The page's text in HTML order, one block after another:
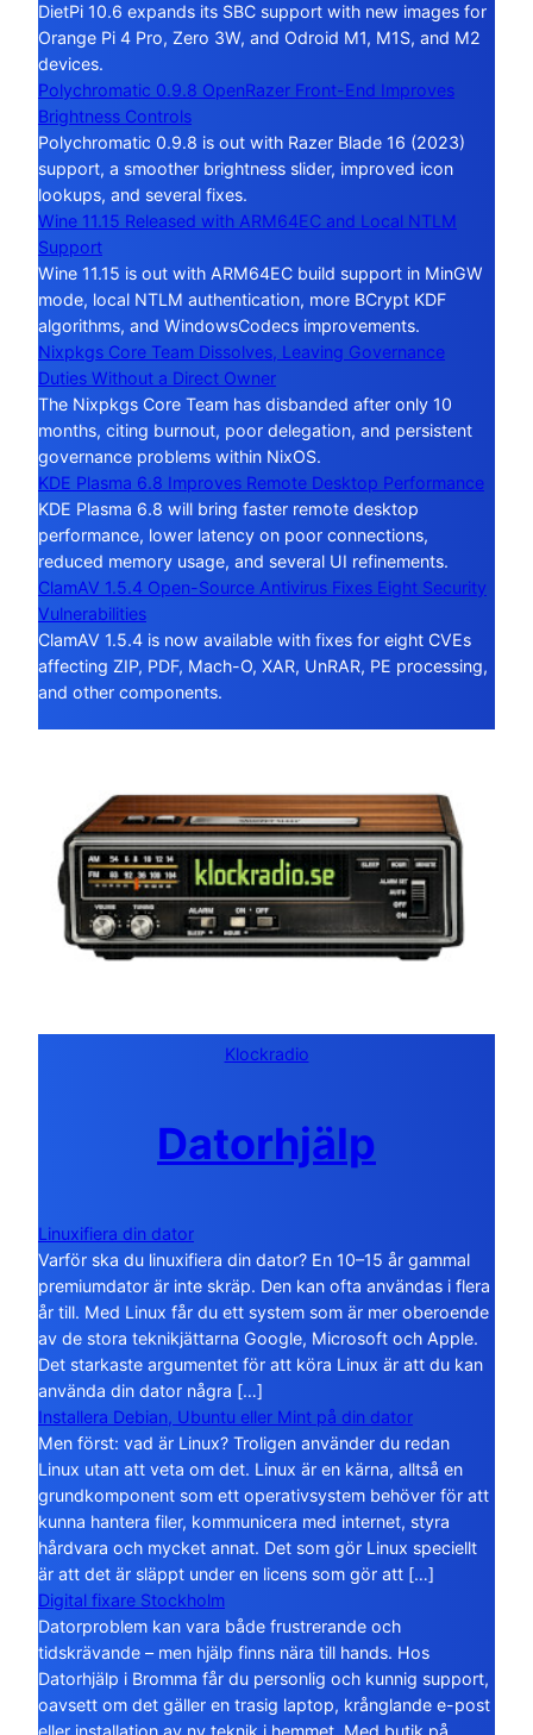
DietPi 10.6 expands its SBC support with new images for
Orange Pi 4 Pro, Zero 3W, and Odroid M1, M1S, and M2
devices.
Polychromatic 0.9.8 OpenRazer Front-End Improves
Brightness Controls
Polychromatic 0.9.8 is out with Razer Blade 16 (2023)
support, a smoother brightness slider, improved icon
lookups, and several fixes.
Wine 11.15 Released with ARM64EC and Local NTLM
Support
Wine 11.15 is out with ARM64EC build support in MinGW
mode, local NTLM authentication, more BCrypt KDF
algorithms, and WindowsCodecs improvements.
Nixpkgs Core Team Dissolves, Leaving Governance
Duties Without a Direct Owner
The Nixpkgs Core Team has disbanded after only 10
months, citing burnout, poor delegation, and persistent
governance problems within NixOS.
KDE Plasma 6.8 Improves Remote Desktop Performance
KDE Plasma 6.8 will bring faster remote desktop
performance, lower latency on poor connections,
reduced memory usage, and several UI refinements.
ClamAV 1.5.4 Open-Source Antivirus Fixes Eight Security
Vulnerabilities
ClamAV 1.5.4 is now available with fixes for eight CVEs
affecting ZIP, PDF, Mach-O, XAR, UnRAR, PE processing,
and other components.
Klockradio
Datorhjälp
Linuxifiera din dator
Varför ska du linuxifiera din dator? En 10–15 år gammal
premiumdator är inte skräp. Den kan ofta användas i flera
år till. Med Linux får du ett system som är mer oberoende
av de stora teknikjättarna Google, Microsoft och Apple.
Det starkaste argumentet för att köra Linux är att du kan
använda din dator några […]
Installera Debian, Ubuntu eller Mint på din dator
Men först: vad är Linux? Troligen använder du redan
Linux utan att veta om det. Linux är en kärna, alltså en
grundkomponent som ett operativsystem behöver för att
kunna hantera filer, kommunicera med internet, styra
hårdvara och mycket annat. Det som gör Linux speciellt
är att det är släppt under en licens som gör att […]
Digital fixare Stockholm
Datorproblem kan vara både frustrerande och
tidskrävande – men hjälp finns nära till hands. Hos
Datorhjälp i Bromma får du personlig och kunnig support,
oavsett om det gäller en trasig laptop, krånglande e-post
eller installation av ny teknik i hemmet. Med butik på